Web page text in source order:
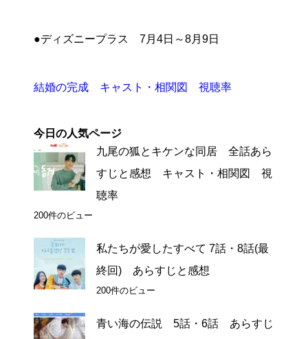
●ディズニープラス 7月4日～8月9日
結婚の完成 キャスト・相関図 視聴率
今日の人気ページ
九尾の狐とキケンな同居 全話あら
すじと感想 キャスト・相関図 視
聴率
200件のビュー
私たちが愛したすべて 7話・8話(最
終回) あらすじと感想
200件のビュー
青い海の伝説 5話・6話 あらすじ